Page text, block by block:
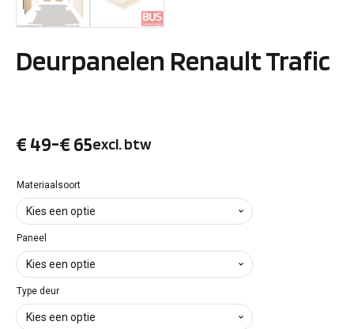
Deurpanelen Renault Trafic
€ 49-€ 65
Prijsklasse:
€ 49
tot
€ 65
excl. btw
Materiaalsoort
Paneel
Type deur